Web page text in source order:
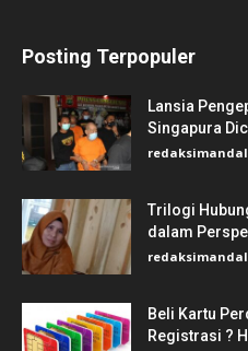
Posting Terpopuler
Lansia
Singapura
Trilogi
dalam
Beli Kartu
Registrasi ?